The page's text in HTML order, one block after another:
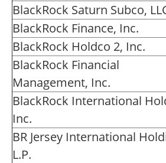
BlackRock Saturn Subco,
BlackRock Finance, Inc.
BlackRock Holdco 2, Inc.
BlackRock Financial
Management, Inc.
BlackRock International
Inc.
BR Jersey International
L.P.